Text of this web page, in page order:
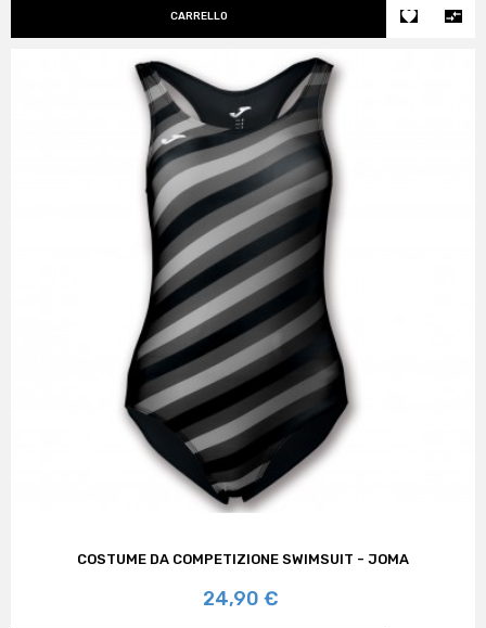
CARRELLO  
COSTUME DA COMPETIZIONE SWIMSUIT - JOMA
Prezzo
24,90 €